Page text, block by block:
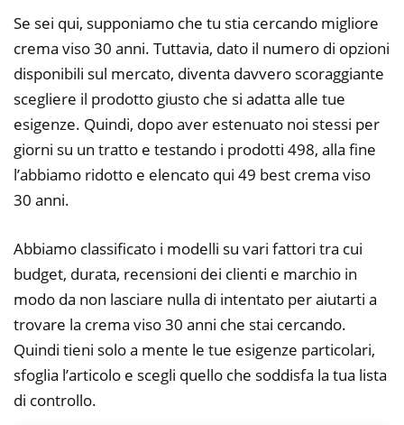
Se sei qui, supponiamo che tu stia cercando migliore
crema viso 30 anni. Tuttavia, dato il numero di opzioni
disponibili sul mercato, diventa davvero scoraggiante
scegliere il prodotto giusto che si adatta alle tue
esigenze. Quindi, dopo aver estenuato noi stessi per
giorni su un tratto e testando i prodotti 498, alla fine
l’abbiamo ridotto e elencato qui 49 best crema viso
30 anni.
Abbiamo classificato i modelli su vari fattori tra cui
budget, durata, recensioni dei clienti e marchio in
modo da non lasciare nulla di intentato per aiutarti a
trovare la crema viso 30 anni che stai cercando.
Quindi tieni solo a mente le tue esigenze particolari,
sfoglia l’articolo e scegli quello che soddisfa la tua lista
di controllo.